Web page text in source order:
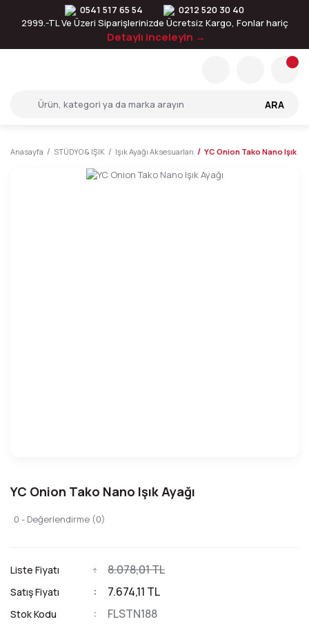
0541 517 65 54
0212 520 30 40
2999.-TL Ve Üzeri Siparişlerinizde Ücretsiz Kargo, Fonlar hariç
Detaylı inceleyin →
ARA
Anasayfa STÜDYO & IŞIK Işık Ayağı Aksesuarları YC Onion Tako Nano Işık
YC Onion Tako Nano Işık Ayağı
0 - Değerlendirme (0)
Liste Fiyatı 8.078,01 TL
Satış Fiyatı 7.674,11 TL
Stok Kodu FLSTN188